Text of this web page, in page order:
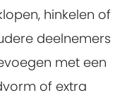
hinkelen of
deelnemers
met een
of extra